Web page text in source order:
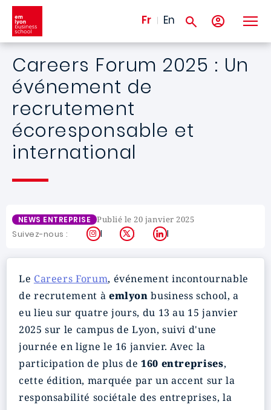
Aller au contenu principal
Fr En
Careers Forum 2025 : Un
événement de
recrutement
écoresponsable et
international
NEWS ENTREPRISE Publié le 20 janvier 2025
Suivez-nous : Instagram
X LinkedIn
Le Careers Forum, événement incontournable
de recrutement à emlyon business school, a
eu lieu sur quatre jours, du 13 au 15 janvier
2025 sur le campus de Lyon, suivi d'une
journée en ligne le 16 janvier. Avec la
participation de plus de 160 entreprises,
cette édition, marquée par un accent sur la
responsabilité sociétale des entreprises, la